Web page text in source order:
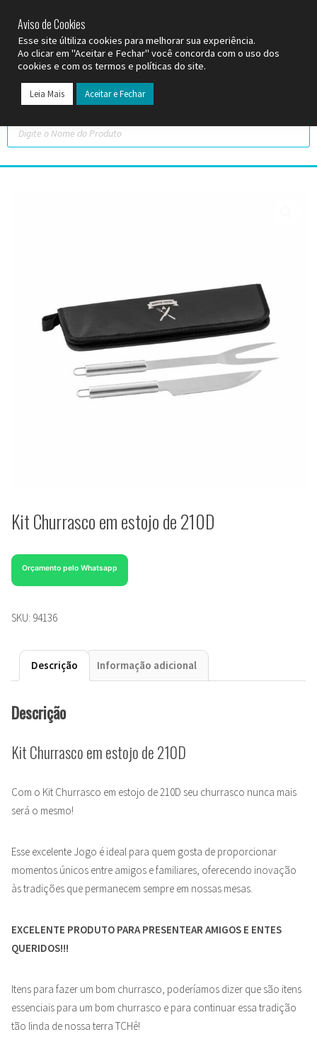
Kit Churrasco em estojo de 210D
Orçamento pelo Whatsapp
SKU: 94136
Descrição Informação adicional
Descrição
Kit Churrasco em estojo de 210D
Com o Kit Churrasco em estojo de 210D seu churrasco nunca mais
será o mesmo!
Esse excelente Jogo é ideal para quem gosta de proporcionar
momentos únicos entre amigos e familiares, oferecendo inovação
às tradições que permanecem sempre em nossas mesas.
EXCELENTE PRODUTO PARA PRESENTEAR AMIGOS E ENTES
QUERIDOS!!!
Itens para fazer um bom churrasco, poderíamos dizer que são itens
essenciais para um bom churrasco e para continuar essa tradição
tão linda de nossa terra TCHê!
Aviso de Cookies
Esse site últiliza cookies para melhorar sua experiência.
Ao clicar em "Aceitar e Fechar" você concorda com o uso dos
cookies e com os termos e políticas do site.
Leia Mais Aceitar e Fechar